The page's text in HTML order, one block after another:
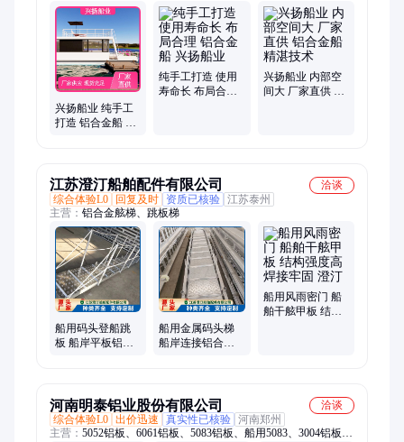
兴扬船业 纯手工
打造 铝合金船 精
纯手工打造 使用
寿命长 布局合理
兴扬船业 内部空
间大 厂家直供 铝
江苏澄汀船舶配件有限公司
洽谈
综合体验L0
回复及时 资质已核验 江苏泰州
主营： 铝合金舷梯、跳板梯
船用码头登船跳
板 船岸平板铝合
船用金属码头梯
船岸连接铝合金
船用风雨密门 船
舶干舷甲板 结构
河南明泰铝业股份有限公司
洽谈
综合体验L0 出价迅速 真实性已核验 河南郑州
主营： 5052铝板、6061铝板、5083铝板、船用5083、3004铝板、